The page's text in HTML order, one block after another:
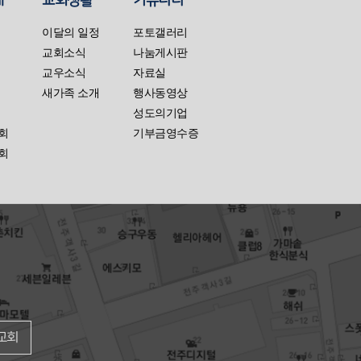
이달의 일정
교회소식
교우소식
새가족 소개
포토갤러리
나눔게시판
자료실
행사동영상
성도의기업
기부금영수증
회